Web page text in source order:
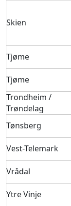
Skien
Tjøme
Tjøme
Trondheim /
Trøndelag
Tønsberg
Vest-Telemark
Vrådal
Ytre Vinje